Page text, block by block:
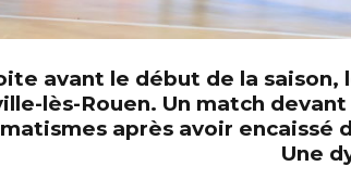
avant le début de la
lès-Rouen. Un match
après avoir
Une